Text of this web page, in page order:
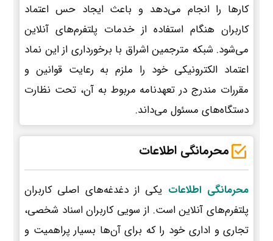
کارها را انجام می‌دهد و باعث ایجاد حس اعتماد
کاربران هنگام استفاده از خدمات پلتفرم‌های آنلاین
می‌شود. شبکه مترجمین اشراق با برخورداری از این نماد
اعتماد الکترونیکی خود را ملزم به رعایت قوانین و
مقررات مندرج در تعهدنامه مربوط به آن، تحت نظارت
دستگاه‌های مسئول می‌داند.
محرمانگی اطلاعات
محرمانگی اطلاعات یکی از دغدغه‌های اصلی کاربران
پلتفرم‌های آنلاین است. از سویی کاربران اسناد شخصی،
تجاری و اداری خود را که برای آن‌ها بسیار پراهمیت و